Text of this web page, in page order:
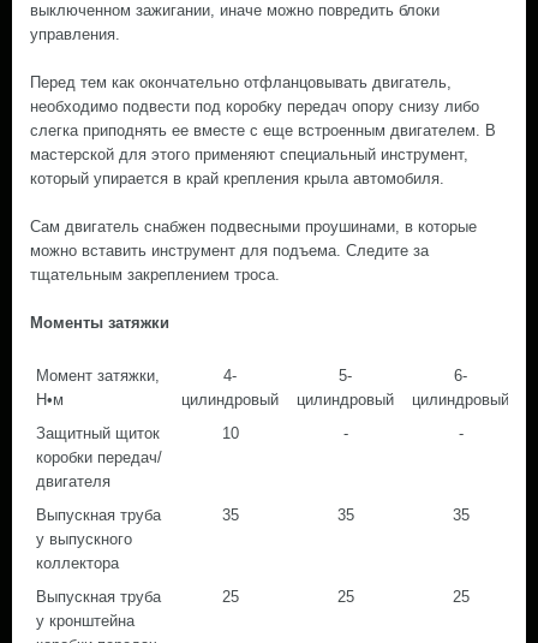
выключенном зажигании, иначе можно повредить блоки
управления.
Перед тем как окончательно отфланцовывать двигатель,
необходимо подвести под коробку передач опору снизу либо
слегка приподнять ее вместе с еще встроенным двигателем. В
мастерской для этого применяют специальный инструмент,
который упирается в край крепления крыла автомобиля.
Сам двигатель снабжен подвесными проушинами, в которые
можно вставить инструмент для подъема. Следите за
тщательным закреплением троса.
Моменты затяжки
Момент затяжки,
Н•м
4-
цилиндровый
5-
цилиндровый
6-
цилиндровый
Защитный щиток
коробки передач/
двигателя
10 - -
Выпускная труба
у выпускного
коллектора
35 35 35
Выпускная труба
у кронштейна
25 25 25